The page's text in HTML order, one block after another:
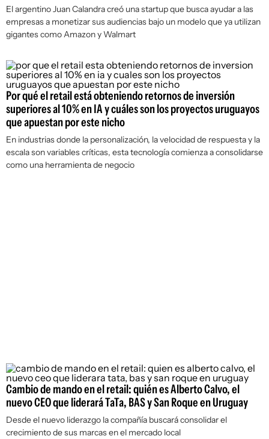
El argentino Juan Calandra creó una startup que busca ayudar a las
empresas a monetizar sus audiencias bajo un modelo que ya utilizan
gigantes como Amazon y Walmart
Por qué el retail está obteniendo retornos de inversión
superiores al 10% en IA y cuáles son los proyectos uruguayos
que apuestan por este nicho
En industrias donde la personalización, la velocidad de respuesta y la
escala son variables críticas, esta tecnología comienza a consolidarse
como una herramienta de negocio
Cambio de mando en el retail: quién es Alberto Calvo, el
nuevo CEO que liderará TaTa, BAS y San Roque en Uruguay
Desde el nuevo liderazgo la compañía buscará consolidar el
crecimiento de sus marcas en el mercado local